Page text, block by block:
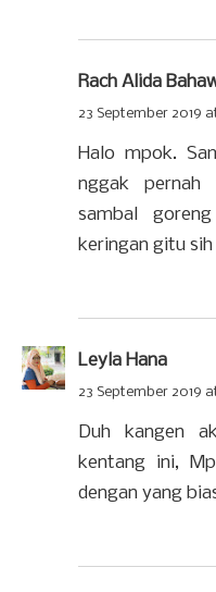
Rach Alida
23 September 2019
Halo mpok.
nggak pernah
sambal
keringan gitu sih
Leyla Hana
23 September 2019
Duh kangen
kentang ini,
dengan yang